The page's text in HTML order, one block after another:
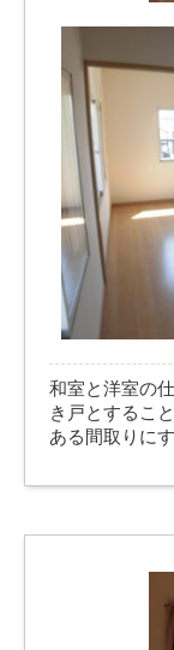
和室と洋室の
き戸とするこ
ある間取りに